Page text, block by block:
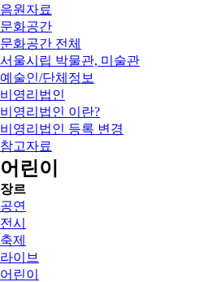
음원자료
문화공간
문화공간 전체
서울시립 박물관, 미술관
예술인/단체정보
비영리법인
비영리법인 이란?
비영리법인 등록 변경
참고자료
어린이
장르
공연
전시
축제
라이브
어린이